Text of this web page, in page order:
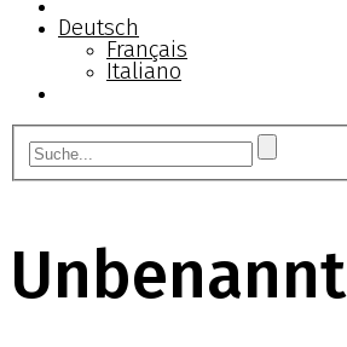
Deutsch
Français
Italiano
Unbenannt